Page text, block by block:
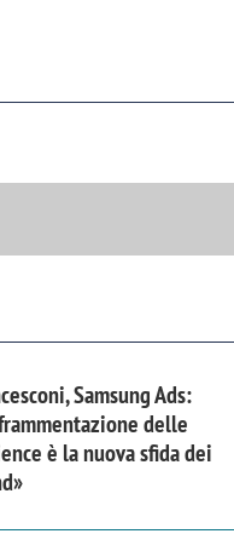
Samsung Ads:
delle
è la nuova sfida dei